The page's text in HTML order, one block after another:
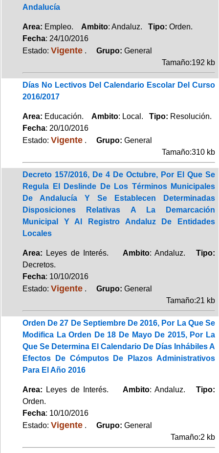
Andalucía
Area: Empleo. Ambito: Andaluz. Tipo: Orden.
Fecha: 24/10/2016
Estado: Vigente . Grupo: General
Tamaño:192 kb
Días No Lectivos Del Calendario Escolar Del Curso
2016/2017
Area: Educación. Ambito: Local. Tipo: Resolución.
Fecha: 20/10/2016
Estado: Vigente . Grupo: General
Tamaño:310 kb
Decreto 157/2016, De 4 De Octubre, Por El Que Se
Regula El Deslinde De Los Términos Municipales
De Andalucía Y Se Establecen Determinadas
Disposiciones Relativas A La Demarcación
Municipal Y Al Registro Andaluz De Entidades
Locales
Area: Leyes de Interés. Ambito: Andaluz.Tipo:
Decretos.
Fecha: 10/10/2016
Estado: Vigente . Grupo: General
Tamaño:21 kb
Orden De 27 De Septiembre De 2016, Por La Que Se
Modifica La Orden De 18 De Mayo De 2015, Por La
Que Se Determina El Calendario De Días Inhábiles A
Efectos De Cómputos De Plazos Administrativos
Para El Año 2016
Area: Leyes de Interés. Ambito: Andaluz.Tipo:
Orden.
Fecha: 10/10/2016
Estado: Vigente . Grupo: General
Tamaño:2 kb